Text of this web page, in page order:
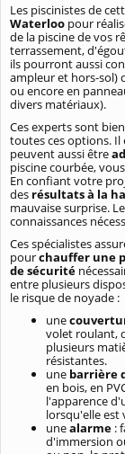
Les piscinistes de
Waterloo pour
de la piscine de vos
terrassement,
ils pourront aussi
ampleur et hors-sol)
ou encore en
divers matériaux).
Ces experts sont
toutes ces options.
peuvent aussi être
piscine courbée,
En confiant votre
des résultats à la
mauvaise surprise.
connaissances
Ces spécialistes
pourchauffer une
de sécurité
entre plusieurs
le risque de noyade :
une
volet roulant,
plusieurs
résistantes.
une barrière
en bois, en
l'apparence
lorsqu'elle est
unealarme :
d'immersion